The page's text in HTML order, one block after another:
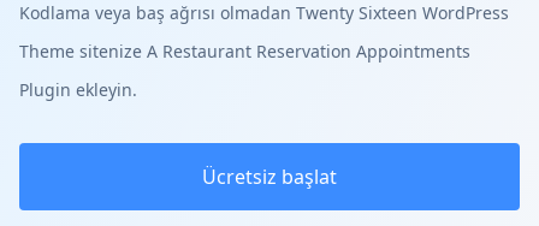
Kodlama veya baş ağrısı olmadan Twenty Sixteen WordPress
Theme sitenize A Restaurant Reservation Appointments
Plugin ekleyin.
Ücretsiz başlat